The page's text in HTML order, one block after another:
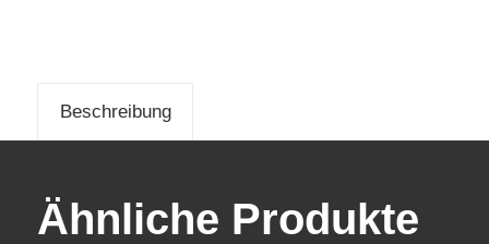
Beschreibung
Ähnliche Produkte